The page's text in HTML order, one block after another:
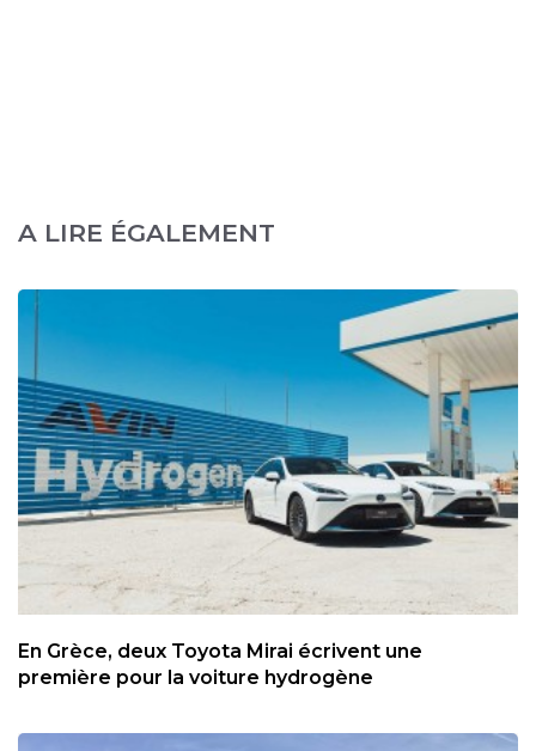
A LIRE ÉGALEMENT
En Grèce, deux Toyota Mirai écrivent une
première pour la voiture hydrogène